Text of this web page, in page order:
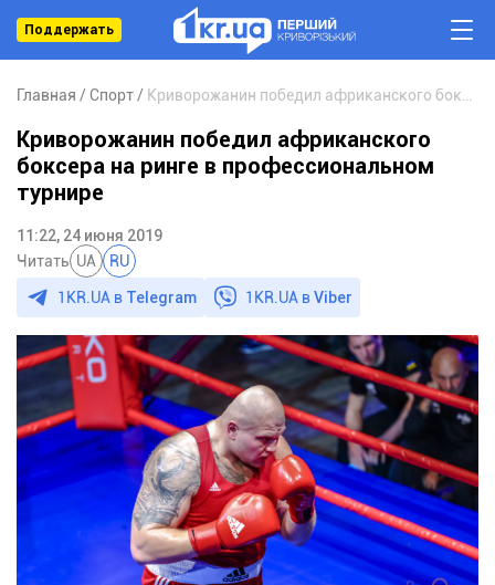
Поддержать
Главная Спорт
Криворожанин победил африканского
боксера на ринге в профессиональном
турнире
11:22, 24 июня 2019
Читать UA RU
1KR.UA в Telegram 1KR.UA вViber